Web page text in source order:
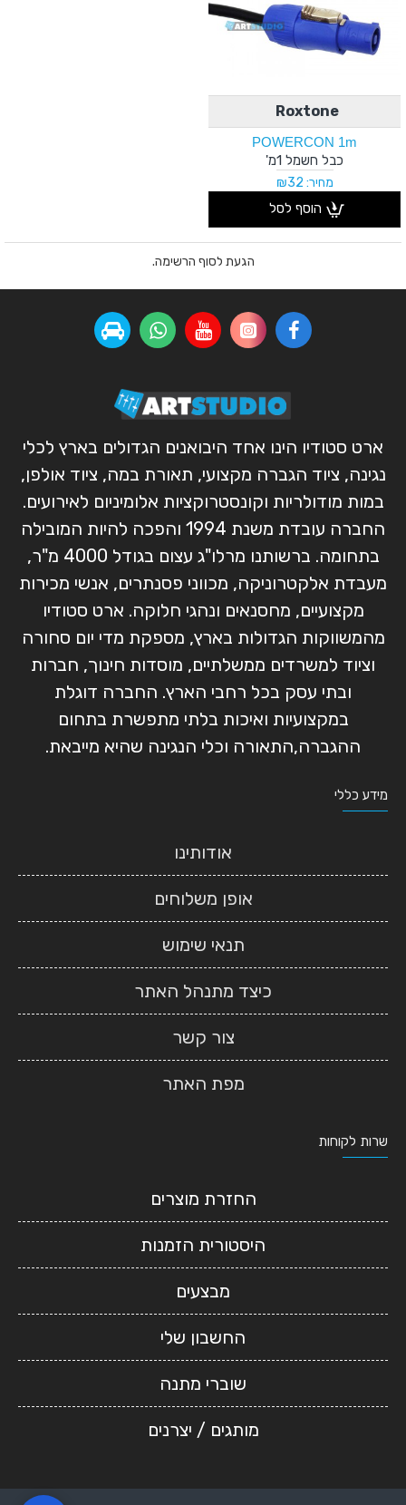
Roxtone
POWERCON 1m
כבל חשמל 1מ'
מחיר: ₪32
הוסף לסל
הגעת לסוף הרשימה.
ארט סטודיו הינו אחד היבואנים הגדולים בארץ לכלי
נגינה, ציוד הגברה מקצועי, תאורת במה, ציוד אולפן,
במות מודולריות וקונסטרוקציות אלומיניום לאירועים.
החברה עובדת משנת 1994 והפכה להיות המובילה
בתחומה. ברשותנו מרלו"ג עצום בגודל 4000 מ"ר,
מעבדת אלקטרוניקה, מכווני פסנתרים, אנשי מכירות
מקצועיים, מחסנאים ונהגי חלוקה. ארט סטודיו
מהמשווקות הגדולות בארץ, מספקת מדי יום סחורה
וציוד למשרדים ממשלתיים, מוסדות חינוך, חברות
ובתי עסק בכל רחבי הארץ. החברה דוגלת
במקצועיות ואיכות בלתי מתפשרת בתחום
ההגברה,התאורה וכלי הנגינה שהיא מייבאת.
מידע כללי
אודותינו
אופן משלוחים
תנאי שימוש
כיצד מתנהל האתר
צור קשר
מפת האתר
שרות לקוחות
החזרת מוצרים
היסטורית הזמנות
מבצעים
החשבון שלי
שוברי מתנה
מותגים / יצרנים